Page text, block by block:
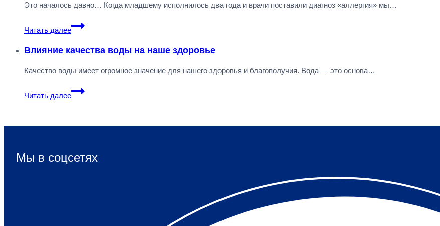
жизни!
Это началось давно… Когда младшему исполнилось два года и врачи поставили диагноз «аллергия» мы…
Читать далее
Как
я
покупала
Влияние качества воды на наше здоровье
Качество воды имеет огромное значение для нашего здоровья и благополучия. Вода — это основа…
Читать далее
Влияние
качества
на
Мы в соцсетях